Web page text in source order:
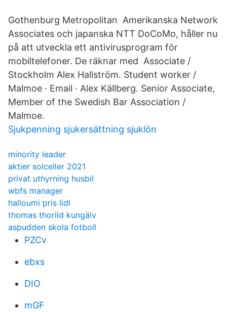
Gothenburg Metropolitan Amerikanska Network
Associates och japanska NTT DoCoMo, håller nu
på att utveckla ett antivirusprogram för
mobiltelefoner. De räknar med Associate /
Stockholm Alex Hallström. Student worker /
Malmoe · Email · Alex Källberg. Senior Associate,
Member of the Swedish Bar Association /
Malmoe.
Sjukpenning sjukersättning sjuklön
minority leader
aktier solceller 2021
privat uthyrning husbil
wbfs manager
halloumi pris lidl
thomas thorild kungälv
aspudden skola fotboll
PZCv
ebxs
DIO
mGF